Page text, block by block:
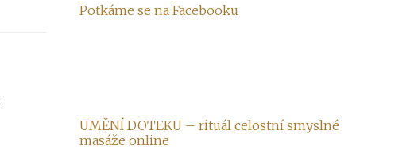
Potkáme se na Facebooku
UMĚNÍ DOTEKU – rituál celostní smyslné
masáže online